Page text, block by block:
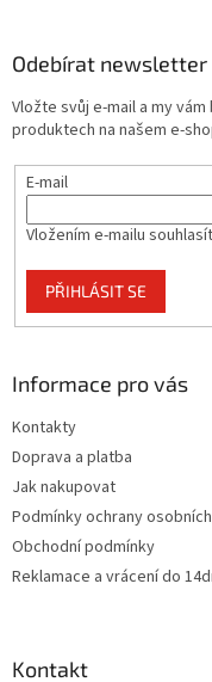
Odebírat newsletter
Vložte svůj e-mail a my
produktech na našem e-
E-mail
Vložením e-mailu
PŘIHLÁSIT SE
Informace pro vás
Kontakty
Doprava a platba
Jak nakupovat
Podmínky ochrany
Obchodní podmínky
Reklamace a vrácení do
Kontakt